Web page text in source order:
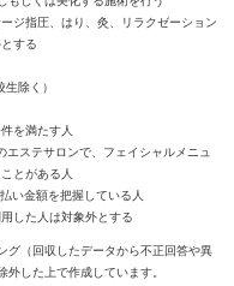
ジ指圧、はり、灸、リラクゼーション
する
除く）
を満たす人
エステサロンで、フェイシャルメニュ
とがある人
い金額を把握している人
した人は対象外とする
グ（回収したデータから不正回答や異
した上で作成しています。